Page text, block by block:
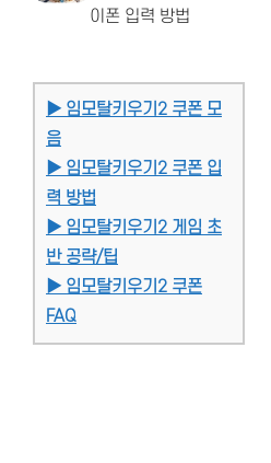
이폰 입력 방법
▶ 임모탈키우기2 쿠폰 모
음
▶ 임모탈키우기2 쿠폰 입
력 방법
▶ 임모탈키우기2 게임 초
반 공략/팁
▶ 임모탈키우기2 쿠폰
FAQ